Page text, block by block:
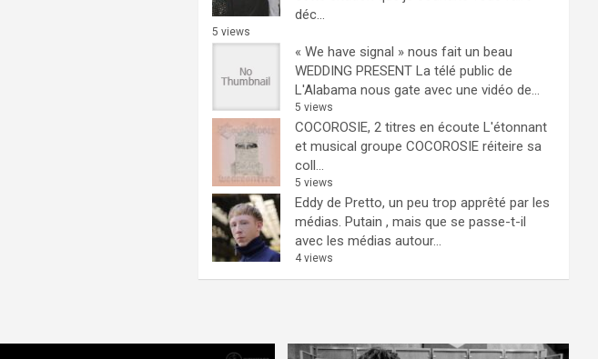
déc...
5 views
« We have signal » nous fait un beau
WEDDING PRESENT La télé public de
L'Alabama nous gate avec une vidéo de...
5 views
COCOROSIE, 2 titres en écoute L'étonnant
et musical groupe COCOROSIE réiteire sa
coll...
5 views
Eddy de Pretto, un peu trop apprêté par les
médias. Putain , mais que se passe-t-il
avec les médias autour...
4 views